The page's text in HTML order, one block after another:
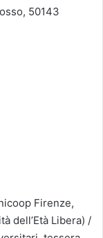
50143
Firenze,
dell’Età Libera) /